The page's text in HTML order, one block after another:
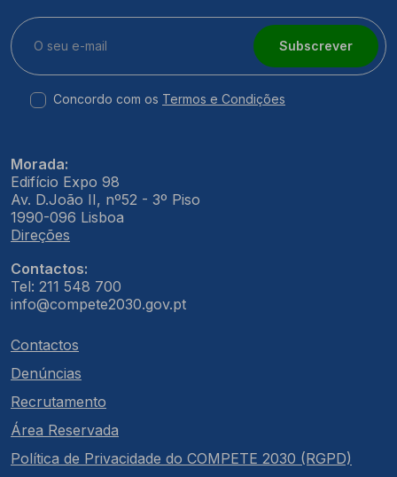
Subscrever
Concordo com os Termos e Condições
Morada:
Edifício Expo 98
Av. D.João II, nº52 - 3º Piso
1990-096 Lisboa
Direções
Contactos:
Tel: 211 548 700
info@compete2030.gov.pt
Contactos
Denúncias
Recrutamento
Área Reservada
Política de Privacidade do COMPETE 2030 (RGPD)